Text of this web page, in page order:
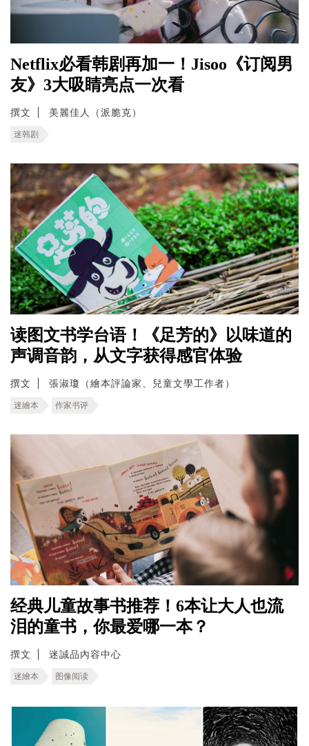
Netflix必看韩剧再加一！Jisoo《订阅男
友》3大吸睛亮点一次看
撰文 美麗佳人（派脆克）
迷韩剧
读图文书学台语！《足芳的》以味道的
声调音韵，从文字获得感官体验
撰文 張淑瓊（繪本評論家、兒童文學工作者）
迷繪本 作家书评
经典儿童故事书推荐！6本让大人也流
泪的童书，你最爱哪一本？
撰文 迷誠品內容中心
迷繪本 图像阅读